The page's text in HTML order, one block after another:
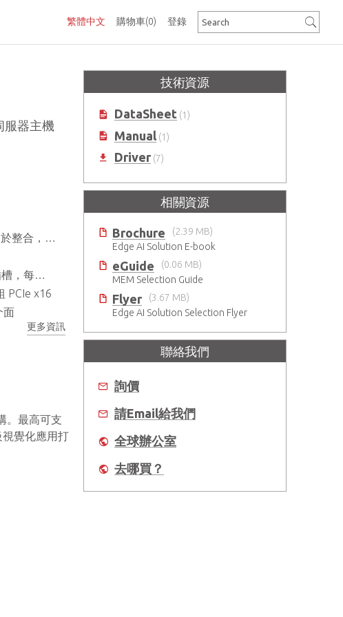
購物車(0)
繁體中文 登錄
服器主機
空間效率
MT/s
PCIe x16
面
更多資訊
。最高可支
視覺化應用打
技術資源
DataSheet (1)
Manual (1)
Driver (7)
相關資源
Brochure
(2.39 MB)
Edge AI Solution E-book
eGuide
(0.06 MB)
MEM Selection Guide
Flyer
(3.67 MB)
Edge AI Solution Selection Flyer
聯絡我們
詢價
請Email給我們
全球辦公室
去哪買？